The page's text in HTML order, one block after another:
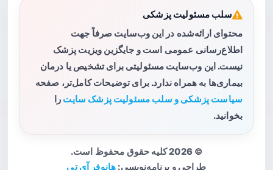
سلب مسئولیت پزشکی
محتوای ارائه‌شده در این وب‌سایت صرفاً جهت
اطلاع‌رسانی عمومی است و جایگزین ویزیت پزشک
نیست. این وب‌سایت مسئولیتی برای تشخیص یا درمان
بیماری‌ها به همراه ندارد. برای توضیحات کامل‌تر، صفحه
سیاست پزشکی و سلب مسئولیت پزشک سایت را
بخوانید.
© 2026 کلیه حقوق محفوظ است.
طراحی و برنامه‌نویسی: هانوفر آی تی